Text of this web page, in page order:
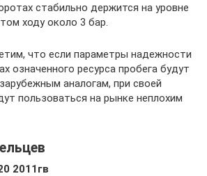
стабильно держится на уровне
ходу около 3 бар.
что если параметры надежности
означенного ресурса пробега будут
аналогам, при своей
пользоваться на рынке неплохим
2011гв